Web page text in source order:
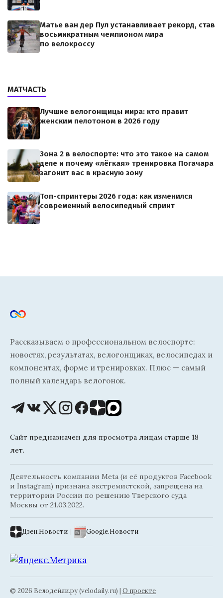
Матье ван дер Пул устанавливает рекорд, став
восьмикратным чемпионом мира
по велокроссу
МАТЧАСТЬ
Лучшие велогонщицы мира: кто правит
женским пелотоном в 2026 году
Зона 2 в велоспорте: что это такое на самом
деле и почему «лёгкая» тренировка Погачара
загонит вас в красную зону
Топ-спринтеры 2026 года: как изменился
современный велосипедный спринт
Рассказываем о профессиональном велоспорте:
новостях, результатах, велогонщиках, велосипедах и
компонентах, форме и тренировках. Плюс — самый
полный календарь велогонок.
Сайт предназначен для просмотра лицам старше 18
лет.
Деятельность компании Meta (и её продуктов Facebook
и Instagram) признана экстремистской, запрещена на
территории России по решению Тверского суда
Москвы от 21.03.2022.
Дзен.Новости | Google.Новости
© 2026 Велодейли.ру (velodaily.ru) | О проекте